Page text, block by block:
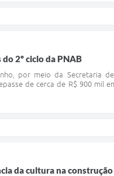
2º ciclo da PNAB
por meio da Secretaria
de cerca de R$ 900 mil
da cultura na